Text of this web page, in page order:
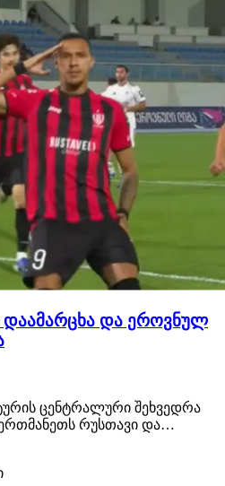
და ეროვნულ
ცენტრალური შეხვედრა
რუსთავი და
ჟან სოუზა დე
პირველი ტაიმი